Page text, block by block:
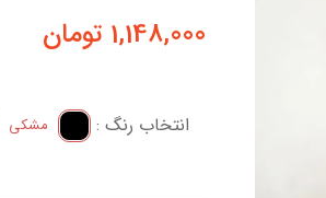
1,148,000 تومان
انتخاب رنگ : مشکی